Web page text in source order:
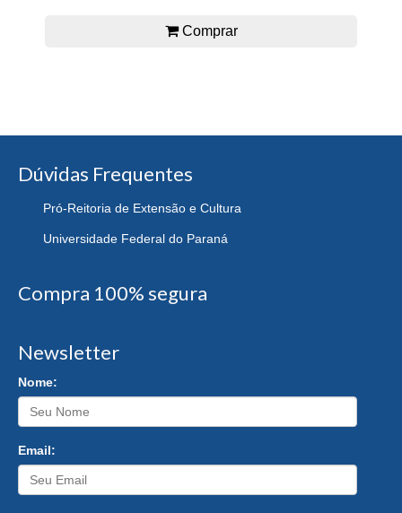
Comprar
Dúvidas Frequentes
Pró-Reitoria de Extensão e Cultura
Universidade Federal do Paraná
Compra 100% segura
Newsletter
Nome:
Email: